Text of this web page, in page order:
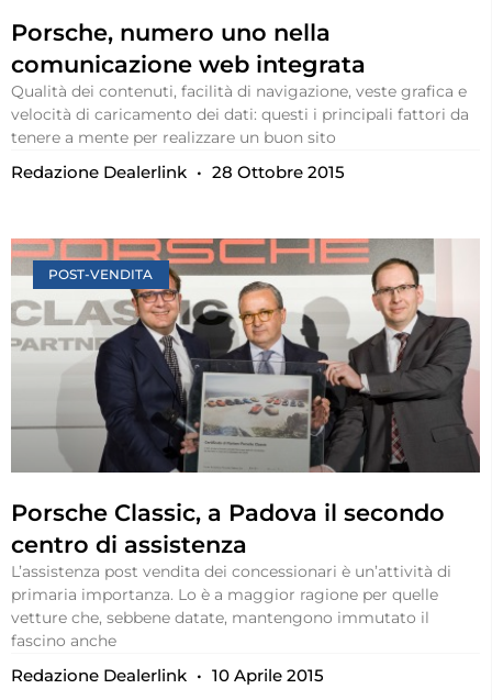
Porsche, numero uno nella
comunicazione web integrata
Qualità dei contenuti, facilità di navigazione, veste grafica e
velocità di caricamento dei dati: questi i principali fattori da
tenere a mente per realizzare un buon sito
Redazione Dealerlink 28 Ottobre 2015
POST-VENDITA
Porsche Classic, a Padova il secondo
centro di assistenza
L’assistenza post vendita dei concessionari è un’attività di
primaria importanza. Lo è a maggior ragione per quelle
vetture che, sebbene datate, mantengono immutato il
fascino anche
Redazione Dealerlink 10 Aprile 2015